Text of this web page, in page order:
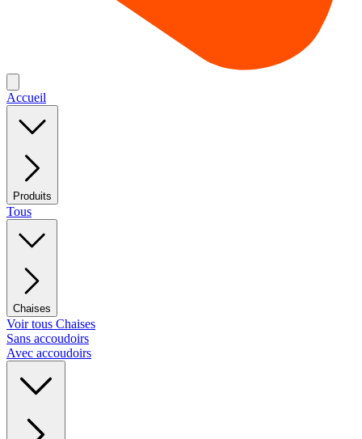
Accueil
Produits
Tous
Chaises
Voir tous Chaises
Sans accoudoirs
Avec accoudoirs